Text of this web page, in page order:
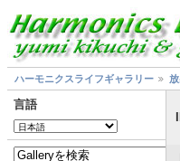
ハーモニクスライフギャラリー
言語